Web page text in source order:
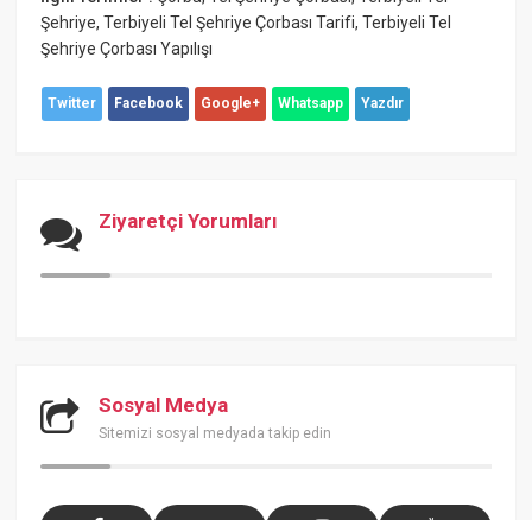
Şehriye,Terbiyeli Tel Şehriye Çorbası Tarifi,Terbiyeli Tel
Şehriye Çorbası Yapılışı
Twitter Facebook Google+ Whatsapp Yazdır
Ziyaretçi Yorumları
Sosyal Medya
Sitemizi sosyal medyada takip edin